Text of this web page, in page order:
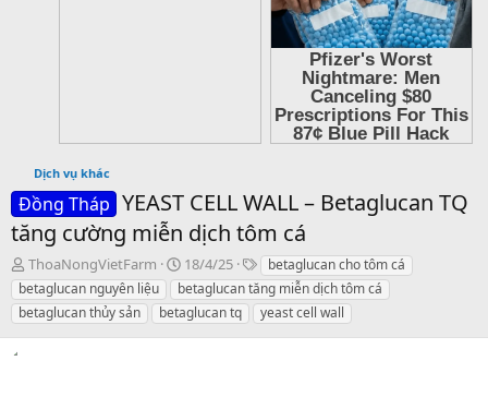
Dịch vụ khác
Đồng Tháp YEAST CELL WALL – Betaglucan TQ
tăng cường miễn dịch tôm cá
T
h
r
e
a
ThoaNongVietFarm
N
g
à
y
g
18/4/25
T
a
g
s
betaglucan cho tôm cá
betaglucan nguyên liệu
betaglucan tăng miễn dịch tôm cá
betaglucan thủy sản
betaglucan tq yeast cell wall